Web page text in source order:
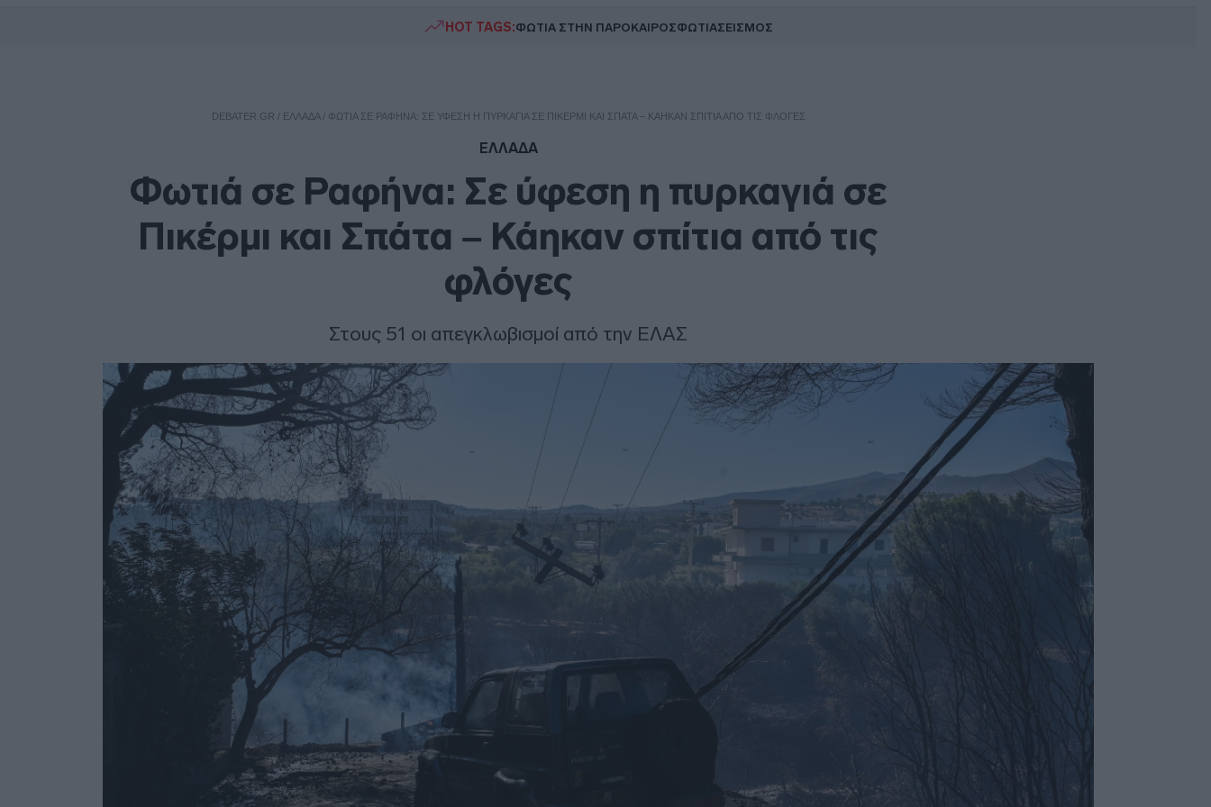
HOT TAGS:ΦΩΤΙΑ ΣΤΗΝ ΠΑΡΟΚΑΙΡΟΣΦΩΤΙΑΣΕΙΣΜΟΣ
DEBATER.GR / ΕΛΛΑΔΑ/ ΦΩΤΙΆ ΣΕ ΡΑΦΉΝΑ: ΣΕ ΎΦΕΣΗ Η ΠΥΡΚΑΓΙΆ ΣΕ ΠΙΚΈΡΜΙ ΚΑΙ ΣΠΆΤΑ – ΚΆΗΚΑΝ ΣΠΊΤΙΑ ΑΠΌ ΤΙΣ ΦΛΌΓΕΣ
ΕΛΛΑΔΑ
Φωτιά σε Ραφήνα: Σε ύφεση η πυρκαγιά σε
Πικέρμι και Σπάτα – Κάηκαν σπίτια από τις
φλόγες
Στους 51 οι απεγκλωβισμοί από την ΕΛΑΣ